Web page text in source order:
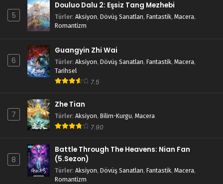
5
Douluo Dalu 2: Eşsiz Tang Mezhebi
Türler: Aksiyon, Dövüş Sanatları, Fantastik, Macera,
Romantizm
6
Guangyin Zhi Wai
Türler: Aksiyon, Dövüş Sanatları, Fantastik, Macera,
Tarihsel
7.5
7
Zhe Tian
Türler: Aksiyon, Bilim-Kurgu, Macera
7.90
8
Battle Through The Heavens: Nian Fan
(5.Sezon)
Türler: Aksiyon, Dövüş Sanatları, Fantastik, Macera,
Romantizm